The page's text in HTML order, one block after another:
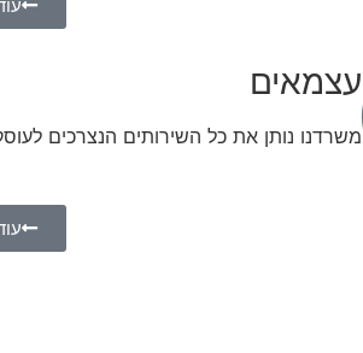
עצמאים
משרדנו נותן את כל השירותים הנצרכים